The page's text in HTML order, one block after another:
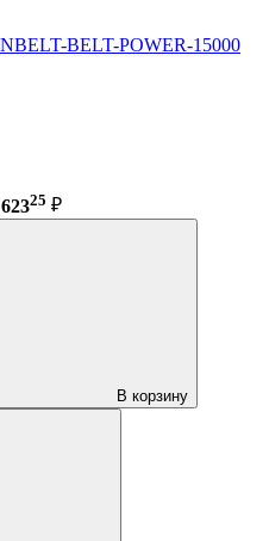
BELT-POWER-15000
25 ₽
В корзину